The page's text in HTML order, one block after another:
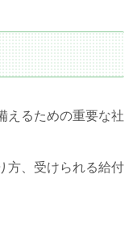
えるための重要な社
方、受けられる給付